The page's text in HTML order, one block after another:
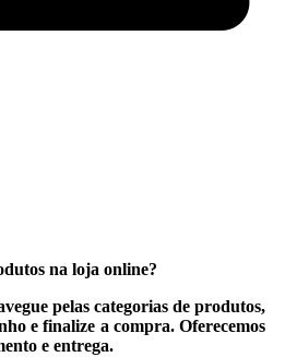
na loja online?
pelas categorias de produtos,
e finalize a compra. Oferecemos
e entrega.